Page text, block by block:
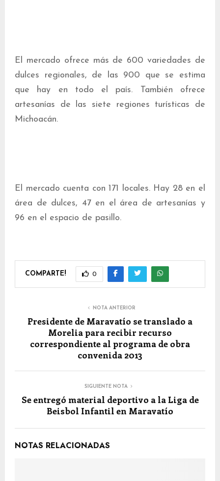
El mercado ofrece más de 600 variedades de
dulces regionales, de las 900 que se estima
que hay en todo el país. También ofrece
artesanías de las siete regiones turísticas de
Michoacán.
El mercado cuenta con 171 locales. Hay 28 en el
área de dulces, 47 en el área de artesanías y
96 en el espacio de pasillo.
COMPARTE! 0
NOTA ANTERIOR
Presidente de Maravatío se translado a
Morelia para recibir recurso
correspondiente al programa de obra
convenida 2013
SIGUIENTE NOTA
Se entregó material deportivo a la Liga de
Beisbol Infantil en Maravatío
NOTAS RELACIONADAS